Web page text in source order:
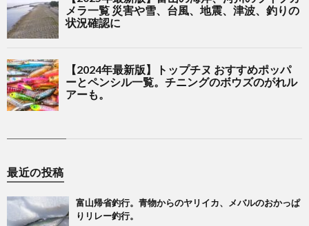
最近の投稿
富山帰省釣行。青物からのヤリイカ、メバルのおかっぱ
りリレー釣行。